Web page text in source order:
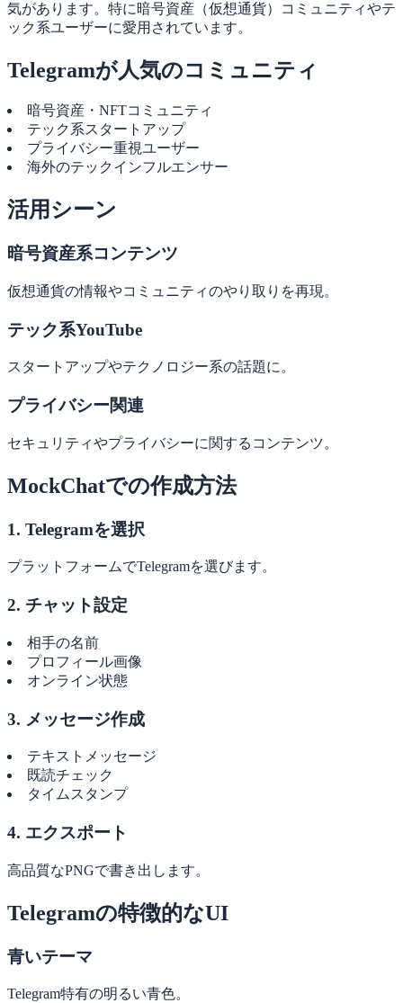
気があります。特に暗号資産（仮想通貨）コミュニティやテ
ック系ユーザーに愛用されています。
Telegramが人気のコミュニティ
暗号資産・NFTコミュニティ
テック系スタートアップ
プライバシー重視ユーザー
海外のテックインフルエンサー
活用シーン
暗号資産系コンテンツ
仮想通貨の情報やコミュニティのやり取りを再現。
テック系YouTube
スタートアップやテクノロジー系の話題に。
プライバシー関連
セキュリティやプライバシーに関するコンテンツ。
MockChatでの作成方法
1. Telegramを選択
プラットフォームでTelegramを選びます。
2. チャット設定
相手の名前
プロフィール画像
オンライン状態
3. メッセージ作成
テキストメッセージ
既読チェック
タイムスタンプ
4. エクスポート
高品質なPNGで書き出します。
Telegramの特徴的なUI
青いテーマ
Telegram特有の明るい青色。